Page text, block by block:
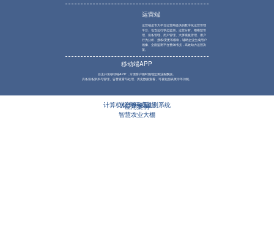
运营端
运营端是专为平台运营商提供的数字化运营管理
平台。包含运行状态监测、运营分析、物模型管
理、设备管理、用户管理、大屏模板管理、用户
行为分析、授权/变更等模块，辅助企业生成用户
画像、全面监测平台整体情况，高效助力运营决
策。
移动端APP
自主开发移动端APP，方便客户随时随地监测业务数据。
具备设备添加与管理、告警查看与处理、历史数据查看、可视化图表展示等功能。
应用案例
智慧农业大棚
水产养殖系统
计算机机房环境监测系统